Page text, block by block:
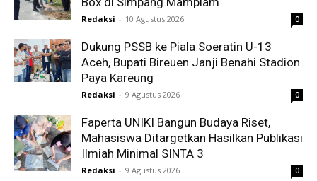
Redaksi - 10 Agustus 2026 0
Dukung PSSB ke Piala Soeratin U-13
Aceh, Bupati Bireuen Janji Benahi Stadion
Paya Kareung
Redaksi - 9 Agustus 2026 0
Faperta UNIKI Bangun Budaya Riset,
Mahasiswa Ditargetkan Hasilkan Publikasi
Ilmiah Minimal SINTA 3
Redaksi - 9 Agustus 2026 0